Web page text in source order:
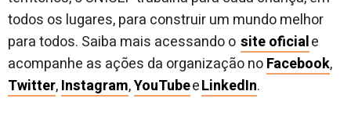
todos os lugares, para construir um mundo melhor
para todos. Saiba mais acessando o site oficiale
acompanhe as ações da organização noFacebook,
Twitter,Instagram,YouTubeeLinkedIn.